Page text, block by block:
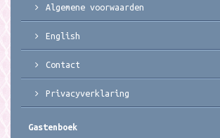
Algemene voorwaarden
English
Contact
Privacyverklaring
Gastenboek